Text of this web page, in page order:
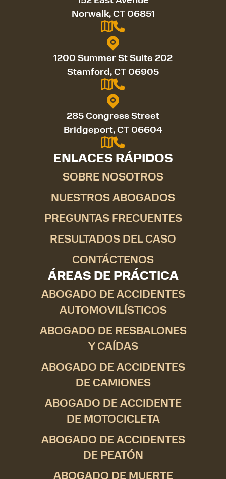
Norwalk, CT 06851
1200 Summer St Suite 202
Stamford, CT 06905
285 Congress Street
Bridgeport, CT 06604
ENLACES RÁPIDOS
SOBRE NOSOTROS
NUESTROS ABOGADOS
PREGUNTAS FRECUENTES
RESULTADOS DEL CASO
CONTÁCTENOS
ÁREAS DE PRÁCTICA
ABOGADO DE ACCIDENTES
AUTOMOVILÍSTICOS
ABOGADO DE RESBALONES
Y CAÍDAS
ABOGADO DE ACCIDENTES
DE CAMIONES
ABOGADO DE ACCIDENTE
DE MOTOCICLETA
ABOGADO DE ACCIDENTES
DE PEATÓN
ABOGADO DE MUERTE